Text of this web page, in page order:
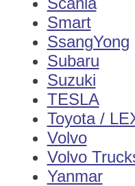
Smart
SsangYong
Subaru
Suzuki
TESLA
Toyota /
Volvo
Volvo
Yanmar